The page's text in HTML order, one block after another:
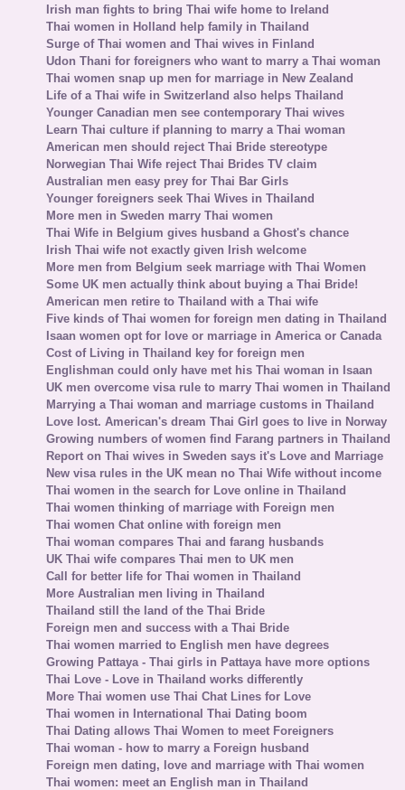
Irish man fights to bring Thai wife home to Ireland
Thai women in Holland help family in Thailand
Surge of Thai women and Thai wives in Finland
Udon Thani for foreigners who want to marry a Thai woman
Thai women snap up men for marriage in New Zealand
Life of a Thai wife in Switzerland also helps Thailand
Younger Canadian men see contemporary Thai wives
Learn Thai culture if planning to marry a Thai woman
American men should reject Thai Bride stereotype
Norwegian Thai Wife reject Thai Brides TV claim
Australian men easy prey for Thai Bar Girls
Younger foreigners seek Thai Wives in Thailand
More men in Sweden marry Thai women
Thai Wife in Belgium gives husband a Ghost's chance
Irish Thai wife not exactly given Irish welcome
More men from Belgium seek marriage with Thai Women
Some UK men actually think about buying a Thai Bride!
American men retire to Thailand with a Thai wife
Five kinds of Thai women for foreign men dating in Thailand
Isaan women opt for love or marriage in America or Canada
Cost of Living in Thailand key for foreign men
Englishman could only have met his Thai woman in Isaan
UK men overcome visa rule to marry Thai women in Thailand
Marrying a Thai woman and marriage customs in Thailand
Love lost. American's dream Thai Girl goes to live in Norway
Growing numbers of women find Farang partners in Thailand
Report on Thai wives in Sweden says it's Love and Marriage
New visa rules in the UK mean no Thai Wife without income
Thai women in the search for Love online in Thailand
Thai women thinking of marriage with Foreign men
Thai women Chat online with foreign men
Thai woman compares Thai and farang husbands
UK Thai wife compares Thai men to UK men
Call for better life for Thai women in Thailand
More Australian men living in Thailand
Thailand still the land of the Thai Bride
Foreign men and success with a Thai Bride
Thai women married to English men have degrees
Growing Pattaya - Thai girls in Pattaya have more options
Thai Love - Love in Thailand works differently
More Thai women use Thai Chat Lines for Love
Thai women in International Thai Dating boom
Thai Dating allows Thai Women to meet Foreigners
Thai woman - how to marry a Foreign husband
Foreign men dating, love and marriage with Thai women
Thai women: meet an English man in Thailand